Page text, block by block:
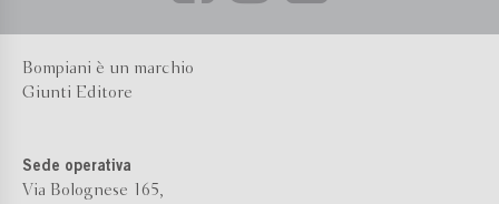
Bompiani è un marchio
Giunti Editore
Sede operativa
Via Bolognese 165,